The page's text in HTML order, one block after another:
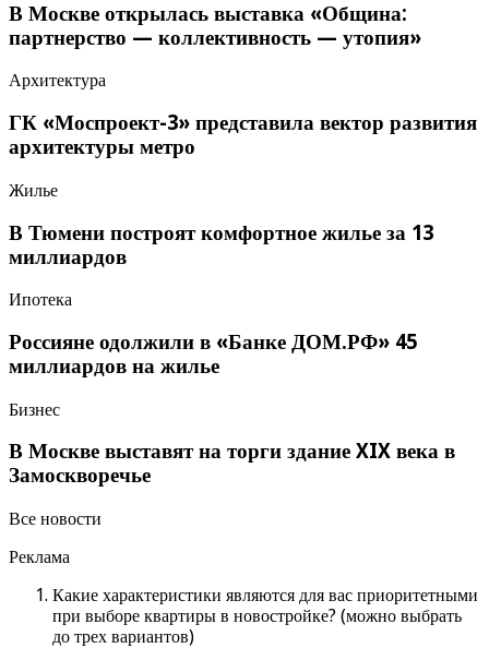
В Москве открылась выставка «Община:
партнерство — коллективность — утопия»
Архитектура
ГК «Моспроект-3» представила вектор развития
архитектуры метро
Жилье
В Тюмени построят комфортное жилье за 13
миллиардов
Ипотека
Россияне одолжили в «Банке ДОМ.РФ» 45
миллиардов на жилье
Бизнес
В Москве выставят на торги здание XIX века в
Замоскворечье
Все новости
Реклама
Какие характеристики являются для вас приоритетными
при выборе квартиры в новостройке? (можно выбрать
до трех вариантов)